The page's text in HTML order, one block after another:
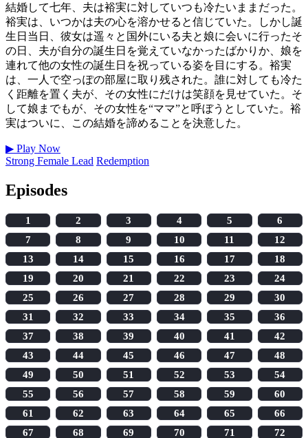
結婚して七年、夫は裕実に対していつも冷たいままだった。
裕実は、いつかは夫の心を溶かせると信じていた。しかし誕
生日当日、彼女は遥々と国外にいる夫と娘に会いに行ったそ
の日、夫が自分の誕生日を覚えていなかったばかりか、娘を
連れて他の女性の誕生日を祝っている姿を目にする。裕実
は、一人で空っぽの部屋に取り残された。誰に対しても冷た
く距離を置く夫が、その女性にだけは笑顔を見せていた。そ
して娘までもが、その女性を“ママ”と呼ぼうとしていた。裕
実はついに、この結婚を諦めることを決意した。
▶ Play Now
Strong Female Lead Redemption
Episodes
1 2 3 4 5
6
7
8 9 10 11
12
13
14 15 16 17
18
19
20 21 22 23
24
25
26 27 28 29
30
31
32 33 34 35
36
37
38 39 40 41
42
43
44 45 46 47
48
49
50 51 52 53
54
55
56 57 58 59
60
61
62 63 64 65
66
67
68 69 70 71 72